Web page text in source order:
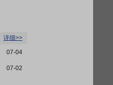
详细>>
07-04
07-02